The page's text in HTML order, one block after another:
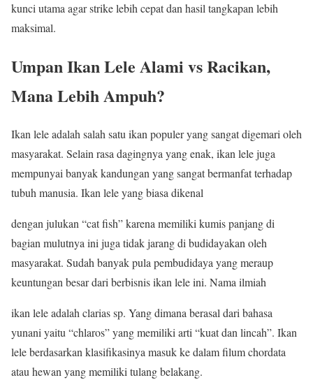
kunci utama agar strike lebih cepat dan hasil tangkapan lebih
maksimal.
Umpan Ikan Lele Alami vs Racikan,
Mana Lebih Ampuh?
Ikan lele adalah salah satu ikan populer yang sangat digemari oleh
masyarakat. Selain rasa dagingnya yang enak, ikan lele juga
mempunyai banyak kandungan yang sangat bermanfat terhadap
tubuh manusia. Ikan lele yang biasa dikenal
dengan julukan “cat fish” karena memiliki kumis panjang di
bagian mulutnya ini juga tidak jarang di budidayakan oleh
masyarakat. Sudah banyak pula pembudidaya yang meraup
keuntungan besar dari berbisnis ikan lele ini. Nama ilmiah
ikan lele adalah clarias sp. Yang dimana berasal dari bahasa
yunani yaitu “chlaros” yang memiliki arti “kuat dan lincah”. Ikan
lele berdasarkan klasifikasinya masuk ke dalam filum chordata
atau hewan yang memiliki tulang belakang.